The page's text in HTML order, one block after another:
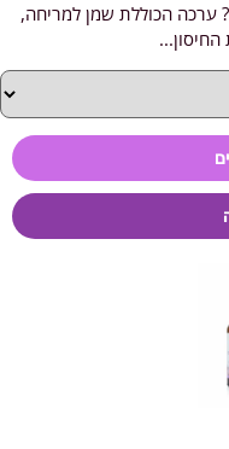
ערכה הכוללת שמן למריחה,
החיסון...